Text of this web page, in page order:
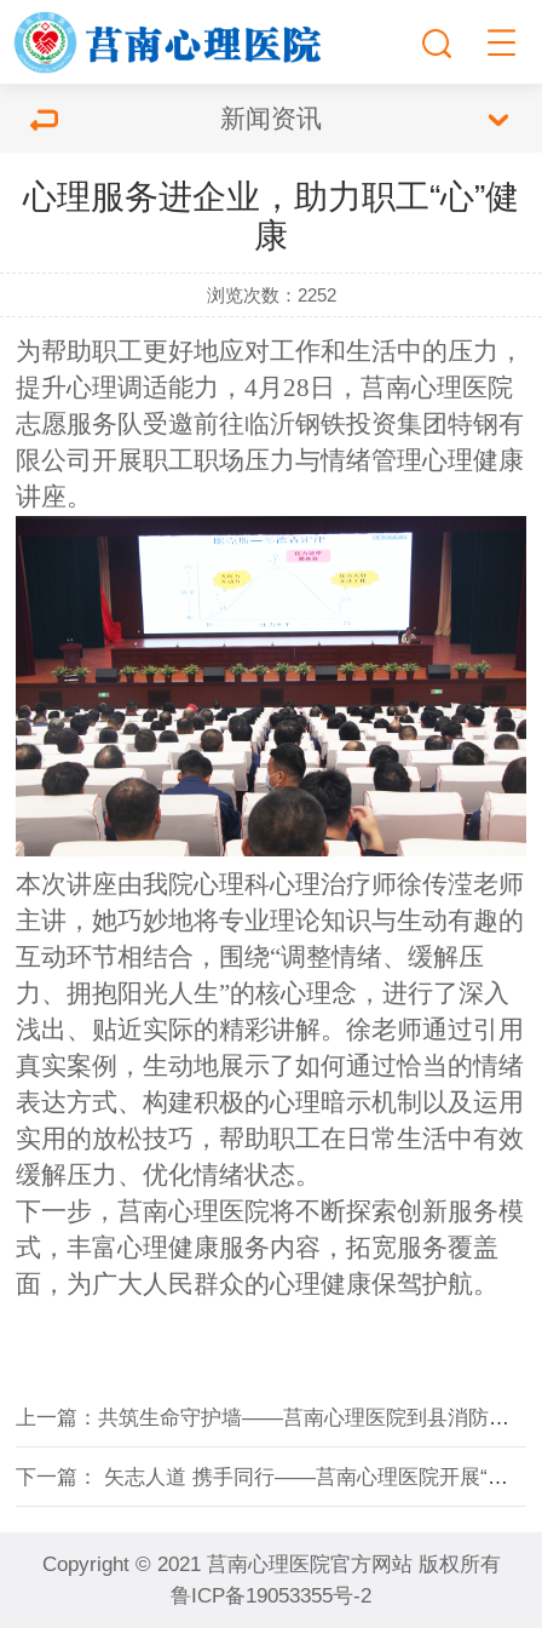
新闻资讯
心理服务进企业，助力职工“心”健
康
浏览次数： 2252
为帮助职工更好地应对工作和生活中的压力，
提升心理调适能力，4月 28 日，莒南心理医院
志愿服务队受邀前往临沂钢铁投资集团特钢有
限公司开展职工职场压力与情绪管理心理健康
讲座。
本次讲座由我院心理科心理治疗师徐传滢老师
主讲，她巧妙地将专业理论知识与生动有趣的
互动环节相结合，围绕“调整情绪、缓解压
力、拥抱阳光人生”的核心理念，进行了深入
浅出、贴近实际的精彩讲解。徐老师通过引用
真实案例，生动地展示了如何通过恰当的情绪
表达方式、构建积极的心理暗示机制以及运用
实用的放松技巧，帮助职工在日常生活中有效
缓解压力、优化情绪状态。
下一步，莒南心理医院将不断探索创新服务模
式，丰富心理健康服务内容，拓宽服务覆盖
面，为广大人民群众的心理健康保驾护航。
上一篇：共筑生命守护墙——莒南心理医院到县消防救援大队开展急救培训
下一篇： 矢志人道 携手同行——莒南心理医院开展“世界红十字日”健康宣传活动
Copyright © 2021 莒南心理医院官方网站 版权所有
鲁ICP备19053355号-2